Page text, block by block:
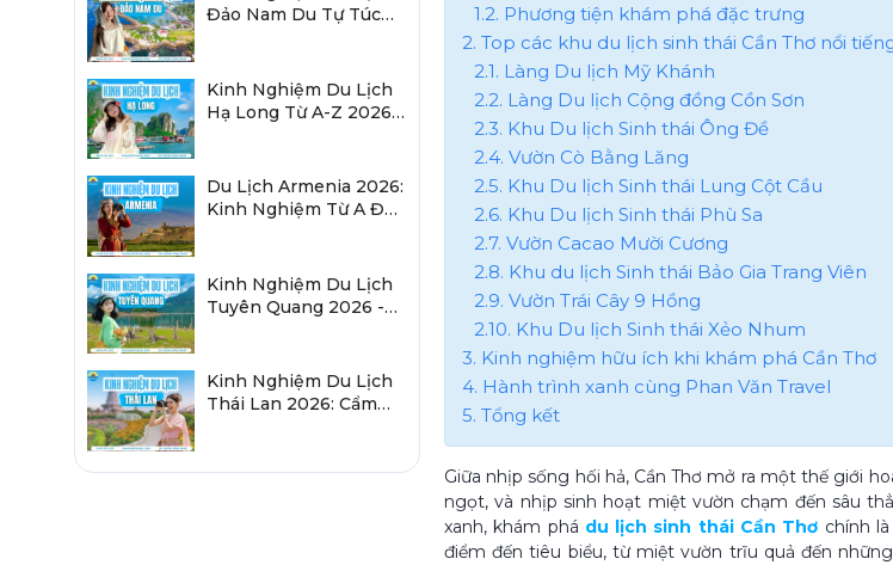
1.2. Phương tiện khám phá đặc trưng
2. Top các khu du lịch sinh thái Cần Thơ nổi
2.1. Làng Du lịch Mỹ Khánh
2.2. Làng Du lịch Cộng đồng Cồn Sơn
2.3. Khu Du lịch Sinh thái Ông Đề
2.4. Vườn Cò Bằng Lăng
2.5. Khu Du lịch Sinh thái Lung Cột Cầu
2.6. Khu Du lịch Sinh thái Phù Sa
2.7. Vườn Cacao Mười Cương
2.8. Khu du lịch Sinh thái Bảo Gia Trang Viên
2.9. Vườn Trái Cây 9 Hồng
2.10. Khu Du lịch Sinh thái Xẻo Nhum
3. Kinh nghiệm hữu ích khi khám phá Cần Thơ
4. Hành trình xanh cùng Phan Văn Travel
5. Tổng kết
Giữa nhịp sống hối hả, Cần Thơ mở ra một thế giới
ngọt, và nhịp sinh hoạt miệt vườn chạm đến sâu
xanh, khám phá du lịch sinh thái Cần Thơ chính
điểm đến tiêu biểu, từ miệt vườn trĩu quả đến
Đảo Nam Du Tự Túc
Kinh Nghiệm Du Lịch
Hạ Long Từ A-Z 2026:
Du Lịch Armenia 2026:
Kinh Nghiệm Từ A Đến
Kinh Nghiệm Du Lịch
Tuyên Quang 2026 -
Kinh Nghiệm Du Lịch
Thái Lan 2026: Cẩm